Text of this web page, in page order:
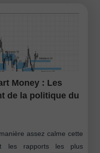
Money : Les
de la politique du
assez calme cette
les rapports les plus